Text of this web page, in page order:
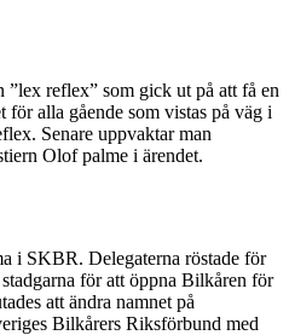
reflex” som gick ut på att få en
alla gående som vistas på väg i
Senare uppvaktar man
Olof palme i ärendet.
i SKBR. Delegaterna röstade för
för att öppna Bilkåren för
att ändra namnet på
Bilkårers Riksförbund med